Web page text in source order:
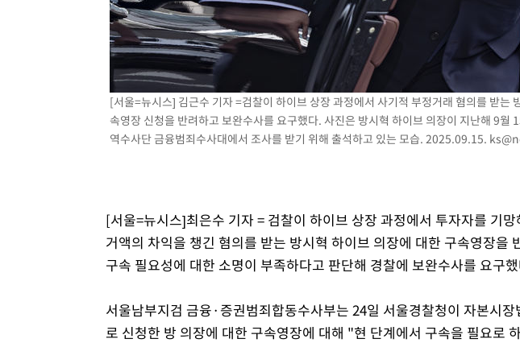
[서울=뉴시스] 김근수 기자 =검찰이 하이브 상장 과정에서 사기적 부정거래 혐의를 받는
속영장 신청을 반려하고 보완수사를 요구했다. 사진은 방시혁 하이브 의장이 지난해 9월
역수사단 금융범죄수사대에서 조사를 받기 위해 출석하고 있는 모습. 2025.09.15.
[서울=뉴시스]최은수 기자 = 검찰이 하이브 상장 과정에서 투자자를 기
거액의 차익을 챙긴 혐의를 받는 방시혁 하이브 의장에 대한 구속영장을
구속 필요성에 대한 소명이 부족하다고 판단해 경찰에 보완수사를 요구
서울남부지검 금융·증권범죄합동수사부는 24일 서울경찰청이 자본시
로 신청한 방 의장에 대한 구속영장에 대해 "현 단계에서 구속을 필요로